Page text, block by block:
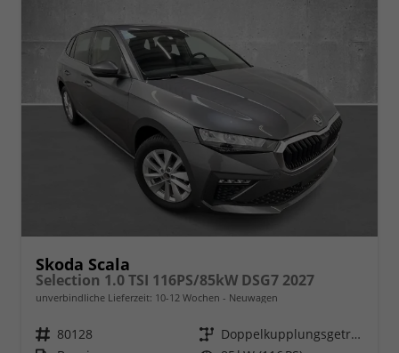
Skoda Scala
Selection 1.0 TSI 116PS/85kW DSG7 2027
unverbindliche Lieferzeit: 10-12 Wochen Neuwagen
Fahrzeugnr. 80128 Getriebe
Doppelkupplungsgetriebe (DSG)